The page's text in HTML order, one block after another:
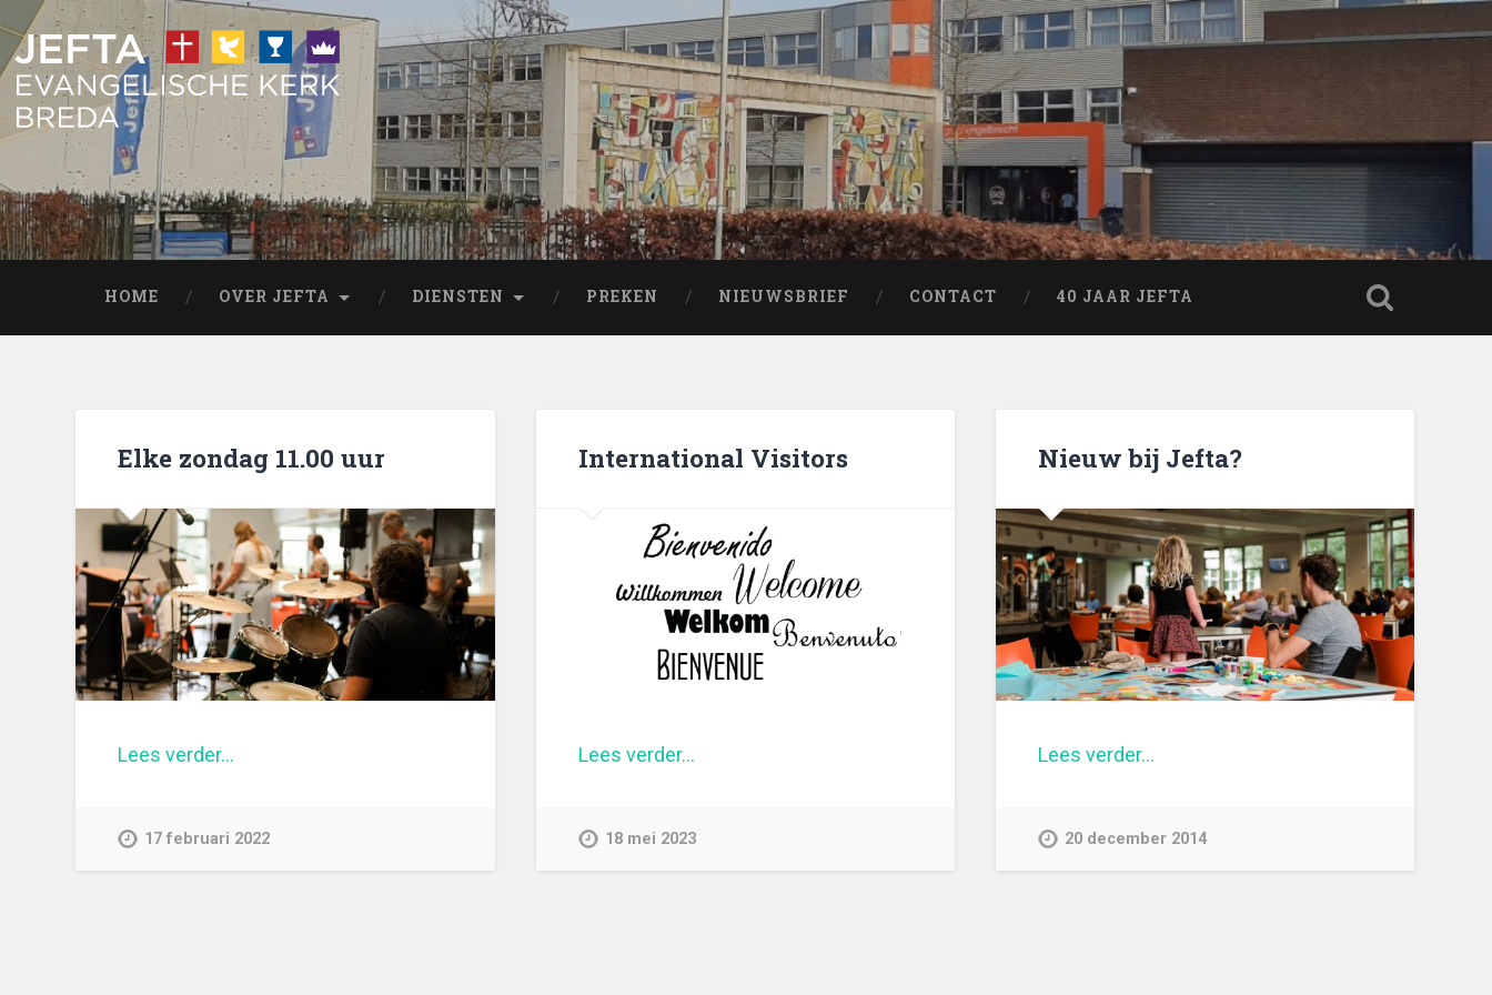
HOME OVER JEFTA DIENSTEN PREKEN NIEUWSBRIEF CONTACT 40 JAAR JEFTA
Elke zondag 11.00 uur
Lees verder…
17 februari 2022
International Visitors
Lees verder…
18 mei 2023
Nieuw bij Jefta?
Lees verder…
20 december 2014